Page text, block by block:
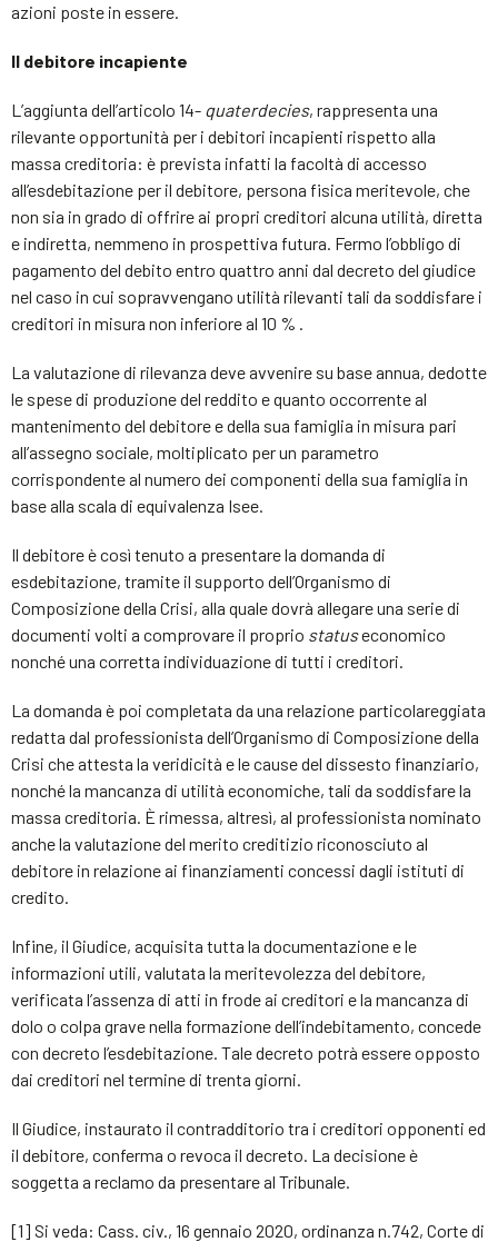
azioni poste in essere.
Il debitore incapiente
L’aggiunta dell’articolo 14- quaterdecies, rappresenta una
rilevante opportunità per i debitori incapienti rispetto alla
massa creditoria: è prevista infatti la facoltà di accesso
all’esdebitazione per il debitore, persona fisica meritevole, che
non sia in grado di offrire ai propri creditori alcuna utilità, diretta
e indiretta, nemmeno in prospettiva futura. Fermo l’obbligo di
pagamento del debito entro quattro anni dal decreto del giudice
nel caso in cui sopravvengano utilità rilevanti tali da soddisfare i
creditori in misura non inferiore al 10 % .
La valutazione di rilevanza deve avvenire su base annua, dedotte
le spese di produzione del reddito e quanto occorrente al
mantenimento del debitore e della sua famiglia in misura pari
all’assegno sociale, moltiplicato per un parametro
corrispondente al numero dei componenti della sua famiglia in
base alla scala di equivalenza Isee.
Il debitore è così tenuto a presentare la domanda di
esdebitazione, tramite il supporto dell’Organismo di
Composizione della Crisi, alla quale dovrà allegare una serie di
documenti volti a comprovare il proprio statuseconomico
nonché una corretta individuazione di tutti i creditori.
La domanda è poi completata da una relazione particolareggiata
redatta dal professionista dell’Organismo di Composizione della
Crisi che attesta la veridicità e le cause del dissesto finanziario,
nonché la mancanza di utilità economiche, tali da soddisfare la
massa creditoria. È rimessa, altresì, al professionista nominato
anche la valutazione del merito creditizio riconosciuto al
debitore in relazione ai finanziamenti concessi dagli istituti di
credito.
Infine, il Giudice, acquisita tutta la documentazione e le
informazioni utili, valutata la meritevolezza del debitore,
verificata l’assenza di atti in frode ai creditori e la mancanza di
dolo o colpa grave nella formazione dell’indebitamento, concede
con decreto l’esdebitazione. Tale decreto potrà essere opposto
dai creditori nel termine di trenta giorni.
Il Giudice, instaurato il contradditorio tra i creditori opponenti ed
il debitore, conferma o revoca il decreto. La decisione è
soggetta a reclamo da presentare al Tribunale.
[1] Si veda: Cass. civ., 16 gennaio 2020, ordinanza n.742, Corte di